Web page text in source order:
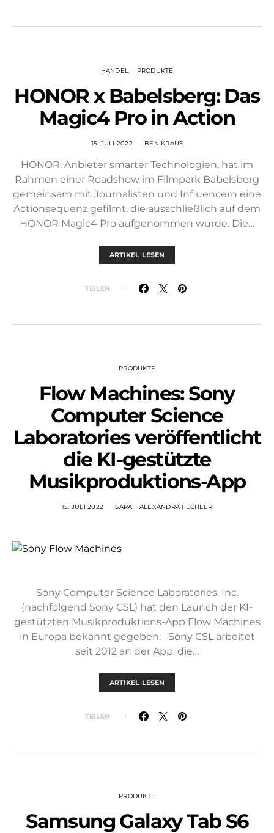
HANDEL PRODUKTE
HONOR x Babelsberg: Das
Magic4 Pro in Action
15. JULI 2022 BEN KRAUS
HONOR, Anbieter smarter Technologien, hat im
Rahmen einer Roadshow im Filmpark Babelsberg
gemeinsam mit Journalisten und Influencern eine
Actionsequenz gefilmt, die ausschließlich auf dem
HONOR Magic4 Pro aufgenommen wurde. Die…
ARTIKEL LESEN
TEILEN
PRODUKTE
Flow Machines: Sony
Computer Science
Laboratories veröffentlicht
die KI-gestützte
Musikproduktions-App
15. JULI 2022 SARAH ALEXANDRA FECHLER
Sony Computer Science Laboratories, Inc.
(nachfolgend Sony CSL) hat den Launch der KI-
gestützten Musikproduktions-App Flow Machines
in Europa bekannt gegeben. Sony CSL arbeitet
seit 2012 an der App, die…
ARTIKEL LESEN
TEILEN
PRODUKTE
Samsung Galaxy Tab S6